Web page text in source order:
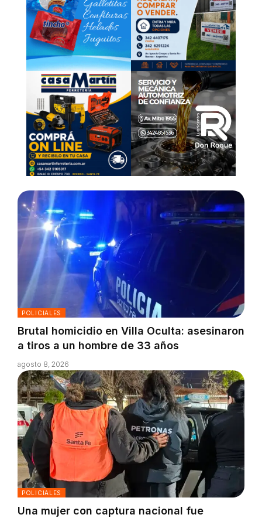
POLICIALES
Brutal homicidio en Villa Oculta: asesinaron
a tiros a un hombre de 33 años
agosto 8, 2026
POLICIALES
Una mujer con captura nacional fue